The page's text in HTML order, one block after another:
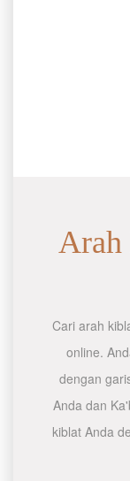
Arah
Cari arah
online.
dengan
Anda dan
kiblat Anda